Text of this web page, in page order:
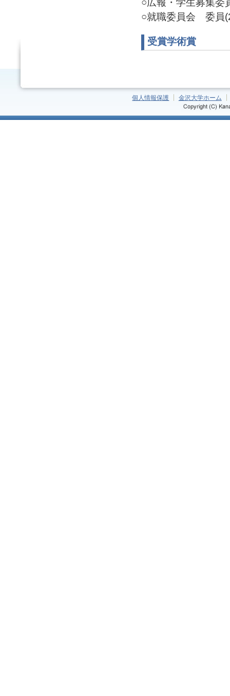
○就職委員会 委員
受賞学術賞
個人情報保護 金沢大学ホーム